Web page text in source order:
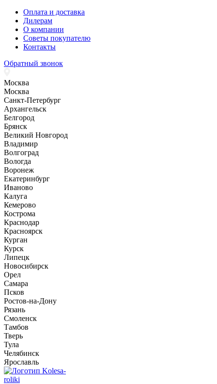
Оплата и доставка
Дилерам
О компании
Советы покупателю
Контакты
Обратный звонок
Москва
Москва
Санкт-Петербург
Архангельск
Белгород
Брянск
Великий Новгород
Владимир
Волгоград
Вологда
Воронеж
Екатеринбург
Иваново
Калуга
Кемерово
Кострома
Краснодар
Красноярск
Курган
Курск
Липецк
Новосибирск
Орел
Самара
Псков
Ростов-на-Дону
Рязань
Смоленск
Тамбов
Тверь
Тула
Челябинск
Ярославль
Kolesa-
roliki